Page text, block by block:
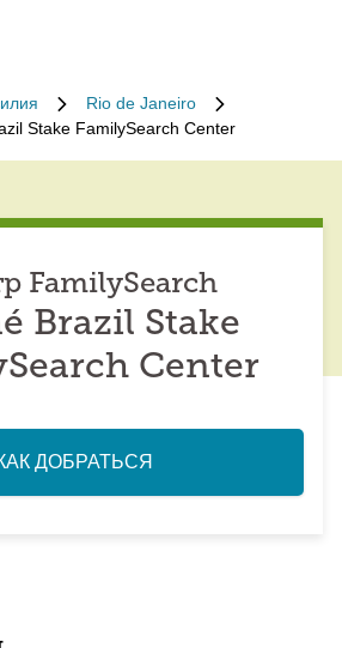
Rio de Janeiro
Stake FamilySearch Center
FamilySearch
Brazil Stake
Center
ДОБРАТЬСЯ